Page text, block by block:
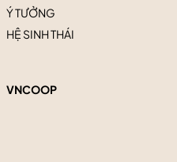
Ý TƯỞNG
HỆ SINH THÁI
VNCOOP